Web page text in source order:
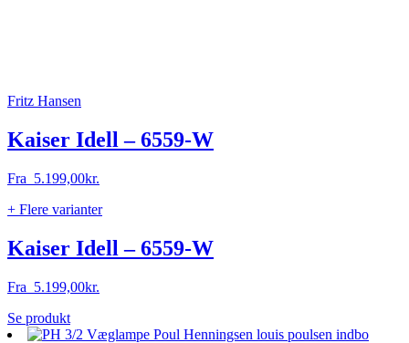
Fritz Hansen
Kaiser Idell – 6559-W
Fra 5.199,00kr.
+ Flere varianter
Kaiser Idell – 6559-W
Fra 5.199,00kr.
Se produktDette
vare